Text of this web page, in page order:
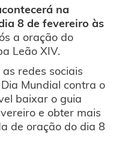
na
8 de fevereiro às
a oração do
Leão XIV.
as redes sociais
Mundial contra o
baixar o guia
e obter mais
de oração do dia 8